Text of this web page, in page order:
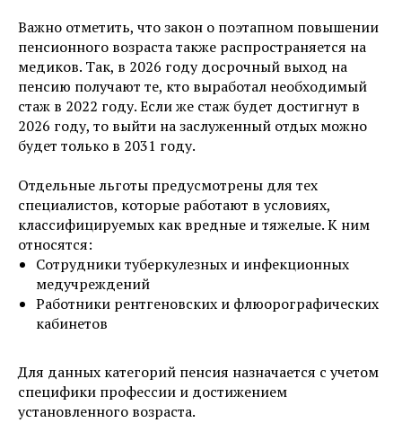
Важно отметить, что закон о поэтапном повышении
пенсионного возраста также распространяется на
медиков. Так, в 2026 году досрочный выход на
пенсию получают те, кто выработал необходимый
стаж в 2022 году. Если же стаж будет достигнут в
2026 году, то выйти на заслуженный отдых можно
будет только в 2031 году.
Отдельные льготы предусмотрены для тех
специалистов, которые работают в условиях,
классифицируемых как вредные и тяжелые. К ним
относятся:
Сотрудники туберкулезных и инфекционных
медучреждений
Работники рентгеновских и флюорографических
кабинетов
Для данных категорий пенсия назначается с учетом
специфики профессии и достижением
установленного возраста.